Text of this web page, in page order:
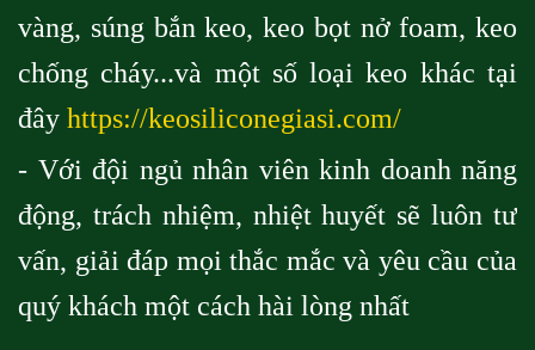
vàng, súng bắn keo, keo bọt nở foam, keo
chống cháy...và một số loại keo khác tại
đây https://keosiliconegiasi.com/
- Với đội ngủ nhân viên kinh doanh năng
động, trách nhiệm, nhiệt huyết sẽ luôn tư
vấn, giải đáp mọi thắc mắc và yêu cầu của
quý khách một cách hài lòng nhất